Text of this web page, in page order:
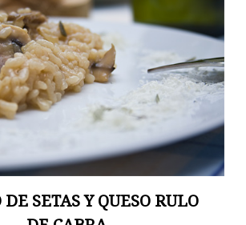
DE SETAS Y QUESO RULO